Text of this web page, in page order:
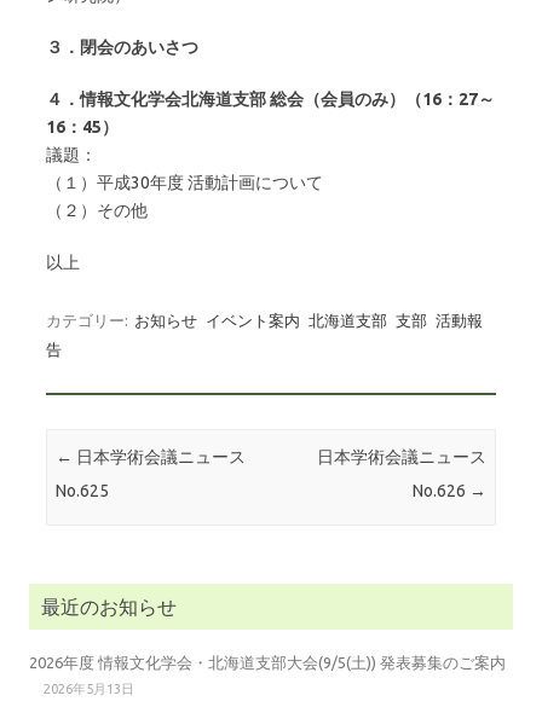
３．閉会のあいさつ
４．情報文化学会北海道支部 総会（会員のみ）（16：27～
16：45）
議題：
（１）平成30年度 活動計画について
（２）その他
以上
カテゴリー: お知らせ イベント案内 北海道支部 支部 活動報
告
投稿ナビゲーション
← 日本学術会議ニュース
No.625
日本学術会議ニュース
No.626 →
最近のお知らせ
2026年度 情報文化学会・北海道支部大会(9/5(土)) 発表募集のご案内
2026年5月13日